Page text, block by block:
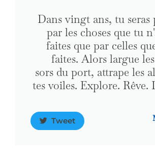
Dans vingt ans, tu seras
par les choses que tu
faites que par celles
faites. Alors largue
sors du port, attrape les
tes voiles. Explore. Rêve.
Tweet